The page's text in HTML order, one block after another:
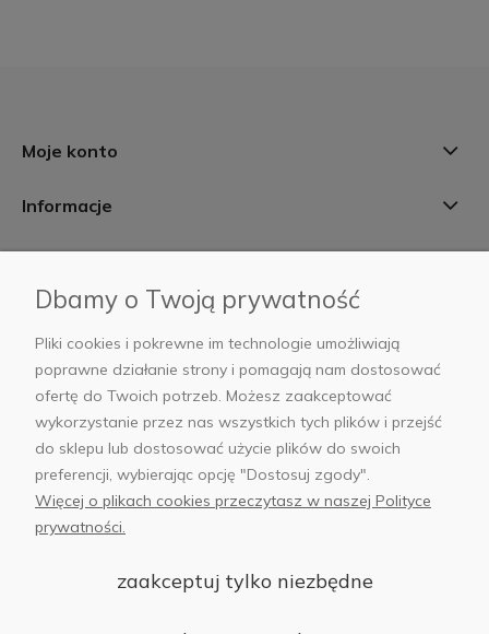
Moje konto
Informacje
AB Foto
sklep@abfoto.pl
+48 797 971 275
© 2025 Wszelkie prawa zastrzeżone. Serwis własnością:
Dbamy o Twoją prywatność
Pliki cookies i pokrewne im technologie umożliwiają
poprawne działanie strony i pomagają nam dostosować
ofertę do Twoich potrzeb. Możesz zaakceptować
wykorzystanie przez nas wszystkich tych plików i przejść
do sklepu lub dostosować użycie plików do swoich
preferencji, wybierając opcję "Dostosuj zgody".
Więcej o plikach cookies przeczytasz w naszej Polityce
prywatności.
zaakceptuj tylko niezbędne